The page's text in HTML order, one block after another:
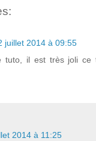
juillet 2014 à 09:55
tuto, il est très joli ce
2014 à 11:25